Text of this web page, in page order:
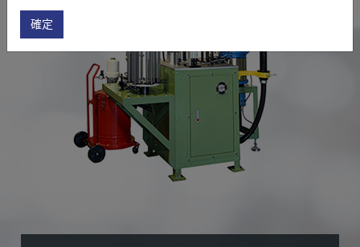
確定